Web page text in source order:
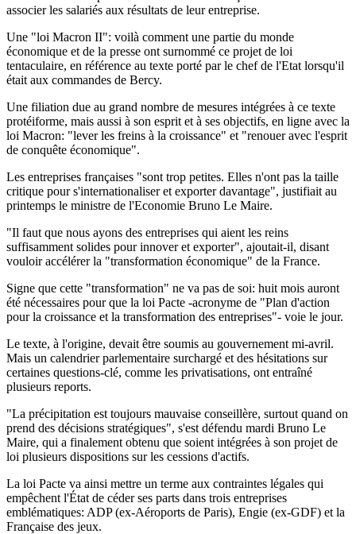
associer les salariés aux résultats de leur entreprise.
Une "loi Macron II": voilà comment une partie du monde
économique et de la presse ont surnommé ce projet de loi
tentaculaire, en référence au texte porté par le chef de l'Etat lorsqu'il
était aux commandes de Bercy.
Une filiation due au grand nombre de mesures intégrées à ce texte
protéiforme, mais aussi à son esprit et à ses objectifs, en ligne avec la
loi Macron: "lever les freins à la croissance" et "renouer avec l'esprit
de conquête économique".
Les entreprises françaises "sont trop petites. Elles n'ont pas la taille
critique pour s'internationaliser et exporter davantage", justifiait au
printemps le ministre de l'Economie Bruno Le Maire.
"Il faut que nous ayons des entreprises qui aient les reins
suffisamment solides pour innover et exporter", ajoutait-il, disant
vouloir accélérer la "transformation économique" de la France.
Signe que cette "transformation" ne va pas de soi: huit mois auront
été nécessaires pour que la loi Pacte -acronyme de "Plan d'action
pour la croissance et la transformation des entreprises"- voie le jour.
Le texte, à l'origine, devait être soumis au gouvernement mi-avril.
Mais un calendrier parlementaire surchargé et des hésitations sur
certaines questions-clé, comme les privatisations, ont entraîné
plusieurs reports.
"La précipitation est toujours mauvaise conseillère, surtout quand on
prend des décisions stratégiques", s'est défendu mardi Bruno Le
Maire, qui a finalement obtenu que soient intégrées à son projet de
loi plusieurs dispositions sur les cessions d'actifs.
La loi Pacte va ainsi mettre un terme aux contraintes légales qui
empêchent l'État de céder ses parts dans trois entreprises
emblématiques: ADP (ex-Aéroports de Paris), Engie (ex-GDF) et la
Française des jeux.